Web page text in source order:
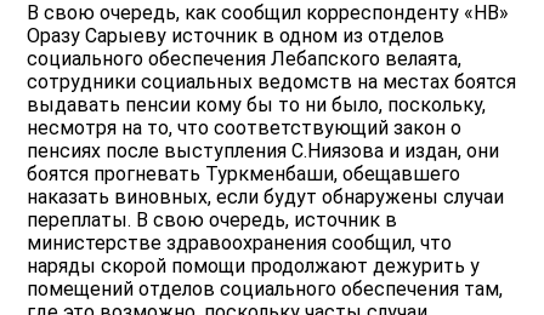
В свою очередь, как сообщил корреспонденту «НВ»
Оразу Сарыеву источник в одном из отделов
социального обеспечения Лебапского велаята,
сотрудники социальных ведомств на местах боятся
выдавать пенсии кому бы то ни было, поскольку,
несмотря на то, что соответствующий закон о
пенсиях после выступления С.Ниязова и издан, они
боятся прогневать Туркменбаши, обещавшего
наказать виновных, если будут обнаружены случаи
переплаты. В свою очередь, источник в
министерстве здравоохранения сообщил, что
наряды скорой помощи продолжают дежурить у
помещений отделов социального обеспечения там,